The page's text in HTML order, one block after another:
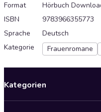
Format
Hörbuch
ISBN
9783966355773
Sprache
Deutsch
Kategorie
Frauenromane
Kategorien